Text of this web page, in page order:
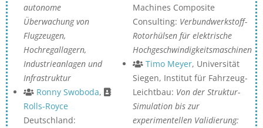
autonome
Überwachung von
Flugzeugen,
Hochregallagern,
Industrieanlagen und
Infrastruktur
Ronny Swoboda,
Rolls-Royce
Deutschland:
Machines Composite
Consulting: Verbundwerkstoff-
Rotorhülsen für elektrische
Hochgeschwindigkeitsmaschinen
Timo Meyer, Universität
Siegen, Institut für Fahrzeug-
Leichtbau: Von der Struktur-
Simulation bis zur
experimentellen Validierung: